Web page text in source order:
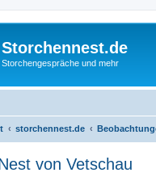
Storchennest.de
Storchengespräche und mehr
storchennest.de
von Vetschau